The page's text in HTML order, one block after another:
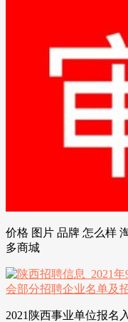
价格 图片 品牌 怎么样
多商城
2021陕西事业单位报名